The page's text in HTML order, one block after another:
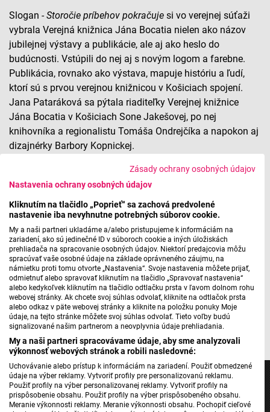
Zásady ochrany osobných údajov
Nastavenia ochrany osobných údajov
Kliknutím na tlačidlo „Poprieť“ sa zachová predvolené
nastavenie iba nevyhnutne potrebných súborov cookie.
My a naši partneri ukladáme a/alebo pristupujeme k informáciám na
zariadení, ako sú jedinečné ID v súboroch cookie a iných úložiskách
prehliadača na spracovanie osobných údajov. Niektorí predajcovia môžu
spracúvať vaše osobné údaje na základe oprávneného záujmu, na
námietku proti tomu otvorte „Nastavenia“. Svoje nastavenia môžete prijať,
odmietnuť alebo spravovať kliknutím na tlačidlo „Spravovať nastavenia“
alebo kedykoľvek kliknutím na tlačidlo odtlačku prsta v ľavom dolnom rohu
webovej stránky. Ak chcete svoj súhlas odvolať, kliknite na odtlačok prsta
alebo odkaz v päte webovej stránky a kliknite na položku ponuky Moje
údaje, na tejto stránke môžete svoj súhlas odvolať. Tieto voľby budú
signalizované našim partnerom a neovplyvnia údaje prehliadania.
My a naši partneri spracovávame údaje, aby sme analyzovali
výkonnosť webových stránok a robili nasledovné:
Uchovávanie alebo prístup k informáciám na zariadení. Použiť obmedzené
údaje na výber reklamy. Vytvoriť profily pre personalizovanú reklamu.
Použiť profily na výber personalizovanej reklamy. Vytvoriť profily na
prispôsobenie obsahu. Použiť profily na výber prispôsobeného obsahu.
Meranie výkonnosti reklamy. Meranie výkonnosti obsahu. Pochopiť cieľové
Slogan -Storočie príbehov pokračuje si vo verejnej súťaži
vybrala Verejná knižnica Jána Bocatia nielen ako názov
jubilejnej výstavy a publikácie, ale aj ako heslo do
budúcnosti. Vstúpili do nej aj s novým logom a farebne.
Publikácia, rovnako ako výstava, mapuje históriu a ľudí,
ktorí sú s prvou verejnou knižnicou v Košiciach spojení.
Jana Pataráková sa pýtala riaditeľky Verejnej knižnice
Jána Bocatia v Košiciach Sone Jakešovej, po nej
knihovníka a regionalistu Tomáša Ondrejčíka a napokon aj
dizajnérky Barbory Kopnickej.
Sté výročie knižnice Jána Bocatia v Košiciach
Máte problém s prehrávaním? Nahláste nám chybu v prehrávači.
VýstavaStoročie príbehov pokračujev priestoroch
Centrálnej požičovne Verejnej knižnice Jána Bocatia na
Hviezdoslavovej 5 v Košiciach potrvá do 10.januára.
foto/zdroj: plagát k podujatiu/ web VKJB